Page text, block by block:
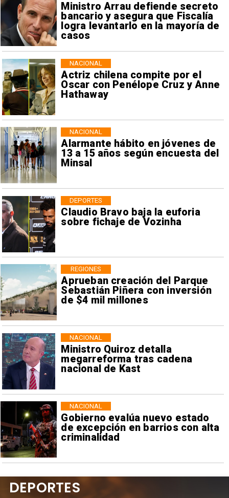
Ministro Arrau defiende secreto
bancario y asegura que Fiscalía
logra levantarlo en la mayoría de
casos
Actriz chilena compite por el
Oscar con Penélope Cruz y Anne
Hathaway
NACIONAL
Alarmante hábito en jóvenes de
13 a 15 años según encuesta del
Minsal
NACIONAL
Claudio Bravo baja la euforia
sobre fichaje de Vozinha
DEPORTES
Aprueban creación del Parque
Sebastián Piñera con inversión
de $4 mil millones
REGIONES
Ministro Quiroz detalla
megarreforma tras cadena
nacional de Kast
NACIONAL
Gobierno evalúa nuevo estado
de excepción en barrios con alta
criminalidad
NACIONAL
DEPORTES